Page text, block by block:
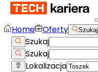
Home Oferty Szukaj
Szukaj
Szukaj
Lokalizacja